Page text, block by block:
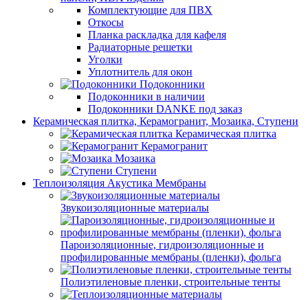
Комплектующие для ПВХ
Откосы
Планка раскладка для кафеля
Радиаторные решетки
Уголки
Уплотнитель для окон
Подоконники
Подоконники в наличии
Подоконники DANKE под заказ
Керамическая плитка, Керамогранит, Мозаика, Ступени
Керамическая плитка
Керамогранит
Мозаика
Ступени
Теплоизоляция Акустика Мембраны
Звукоизоляционные материалы
Пароизоляционные, гидроизоляционные и
профилированные мембраны (пленки), фольга
Полиэтиленовые пленки, строительные тенты